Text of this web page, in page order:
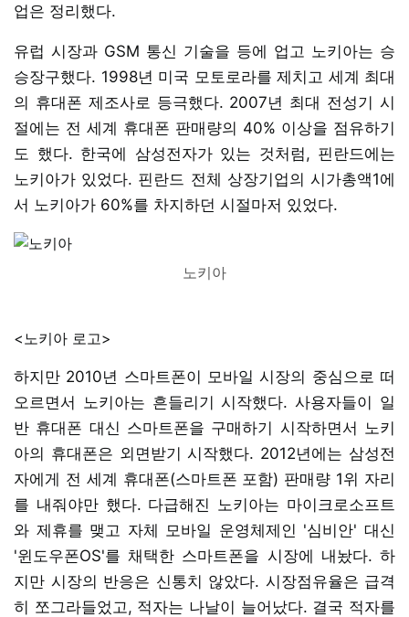
업은 정리했다.
유럽 시장과 GSM 통신 기술을 등에 업고 노키아는 승
승장구했다. 1998년 미국 모토로라를 제치고 세계 최대
의 휴대폰 제조사로 등극했다. 2007년 최대 전성기 시
절에는 전 세계 휴대폰 판매량의 40% 이상을 점유하기
도 했다. 한국에 삼성전자가 있는 것처럼, 핀란드에는
노키아가 있었다. 핀란드 전체 상장기업의 시가총액1에
서 노키아가 60%를 차지하던 시절마저 있었다.
노키아
<노키아 로고>
하지만 2010년 스마트폰이 모바일 시장의 중심으로 떠
오르면서 노키아는 흔들리기 시작했다. 사용자들이 일
반 휴대폰 대신 스마트폰을 구매하기 시작하면서 노키
아의 휴대폰은 외면받기 시작했다. 2012년에는 삼성전
자에게 전 세계 휴대폰(스마트폰 포함) 판매량 1위 자리
를 내줘야만 했다. 다급해진 노키아는 마이크로소프트
와 제휴를 맺고 자체 모바일 운영체제인 '심비안' 대신
'윈도우폰OS'를 채택한 스마트폰을 시장에 내놨다. 하
지만 시장의 반응은 신통치 않았다. 시장점유율은 급격
히 쪼그라들었고, 적자는 나날이 늘어났다. 결국 적자를